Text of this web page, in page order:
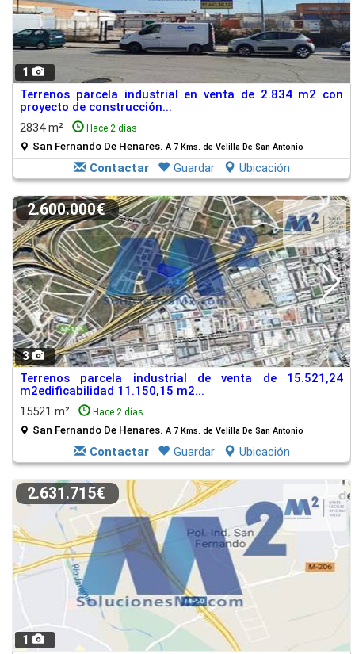
1
Terrenos parcela industrial en venta de 2.834 m2 con
proyecto de construcción...
2834 m²
Hace 2 días
San Fernando De Henares. A 7 Kms. de Velilla De San Antonio
Contactar Guardar Ubicación
3
2.600.000€
Terrenos parcela industrial de venta de 15.521,24
m2edificabilidad 11.150,15 m2...
15521 m²
Hace 2 días
San Fernando De Henares. A 7 Kms. de Velilla De San Antonio
Contactar Guardar Ubicación
1
2.631.715€